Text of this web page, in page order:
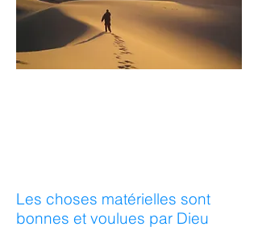
Les choses matérielles sont
bonnes et voulues par Dieu